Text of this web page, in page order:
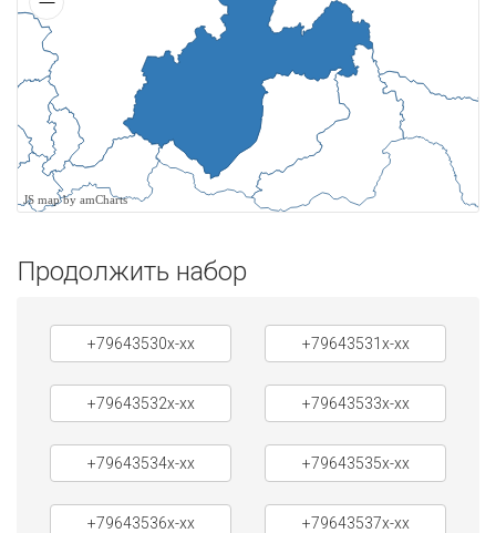
JS map by amCharts
Продолжить набор
+79643530x-xx +79643531x-xx
+79643532x-xx +79643533x-xx
+79643534x-xx +79643535x-xx
+79643536x-xx +79643537x-xx